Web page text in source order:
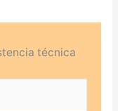
técnica